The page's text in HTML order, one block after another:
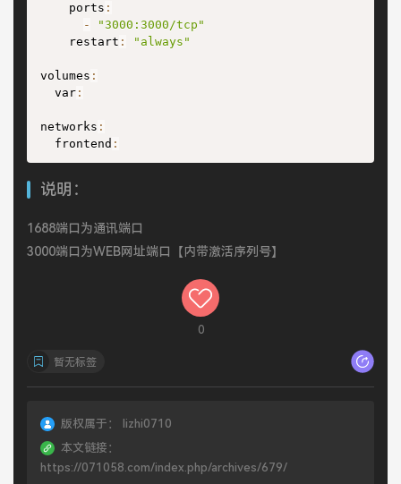
    ports
:
-
"3000:3000/tcp"
    restart
: "always"
volumes :
  var
:
networks :
  frontend
:
说明：
1688端口为通讯端口
3000端口为WEB网址端口【内带激活序列号】
0
暂无标签
版权属于：
lizhi0710
本文链接：
https://071058.com/index.php/archives/679/